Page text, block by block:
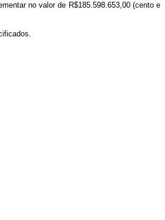
no valor de R$185.598.653,00 (cento e